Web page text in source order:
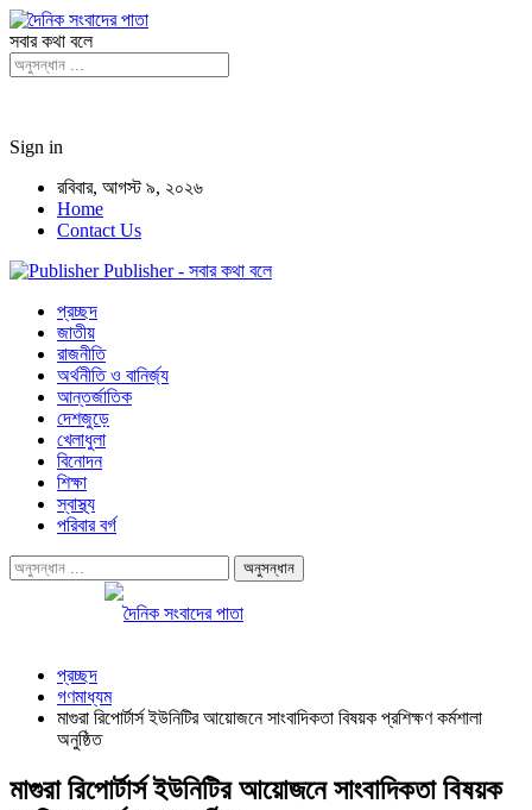
সবার কথা বলে
Sign in
রবিবার, আগস্ট ৯, ২০২৬
Home
Contact Us
Publisher - সবার কথা বলে
প্রচ্ছদ
জাতীয়
রাজনীতি
অর্থনীতি ও বানির্জ্য
আন্তর্জাতিক
দেশজুড়ে
খেলাধুলা
বিনোদন
শিক্ষা
স্বাস্থ্য
পরিবার বর্গ
প্রচ্ছদ
গণমাধ্যম
মাগুরা রিপোর্টার্স ইউনিটির আয়োজনে সাংবাদিকতা বিষয়ক প্রশিক্ষণ কর্মশালা
অনুষ্ঠিত
মাগুরা রিপোর্টার্স ইউনিটির আয়োজনে সাংবাদিকতা বিষয়ক